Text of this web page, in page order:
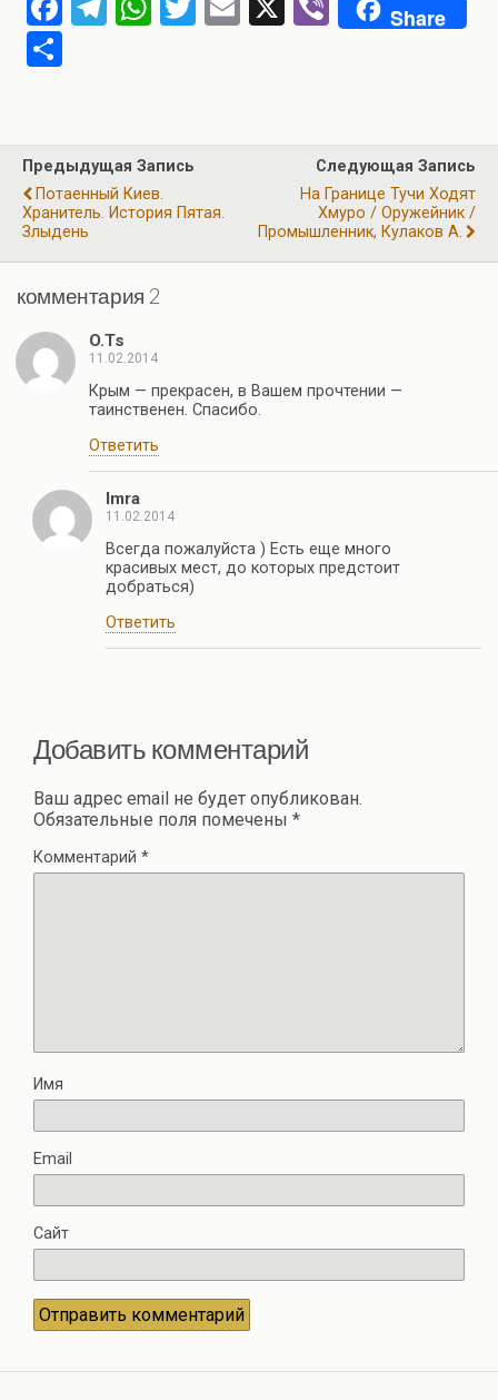
o
o
k
a
m
A
p
p
Share
р
а
в
и
ть
Предыдущая Запись
Потаенный Киев.
Хранитель. История Пятая.
Злыдень
Следующая Запись
На Границе Тучи Ходят
Хмуро / Оружейник /
Промышленник, Кулаков А.
комментария 2
O.Ts
11.02.2014
Крым — прекрасен, в Вашем прочтении —
таинственен. Спасибо.
Ответить
Imra
11.02.2014
Всегда пожалуйста ) Есть еще много
красивых мест, до которых предстоит
добраться)
Ответить
Добавить комментарий
Ваш адрес email не будет опубликован.
Обязательные поля помечены *
Комментарий *
Имя
Email
Сайт